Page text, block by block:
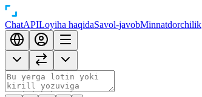
ChatAPILoyiha haqidaSavol-javobMinnatdorchilik